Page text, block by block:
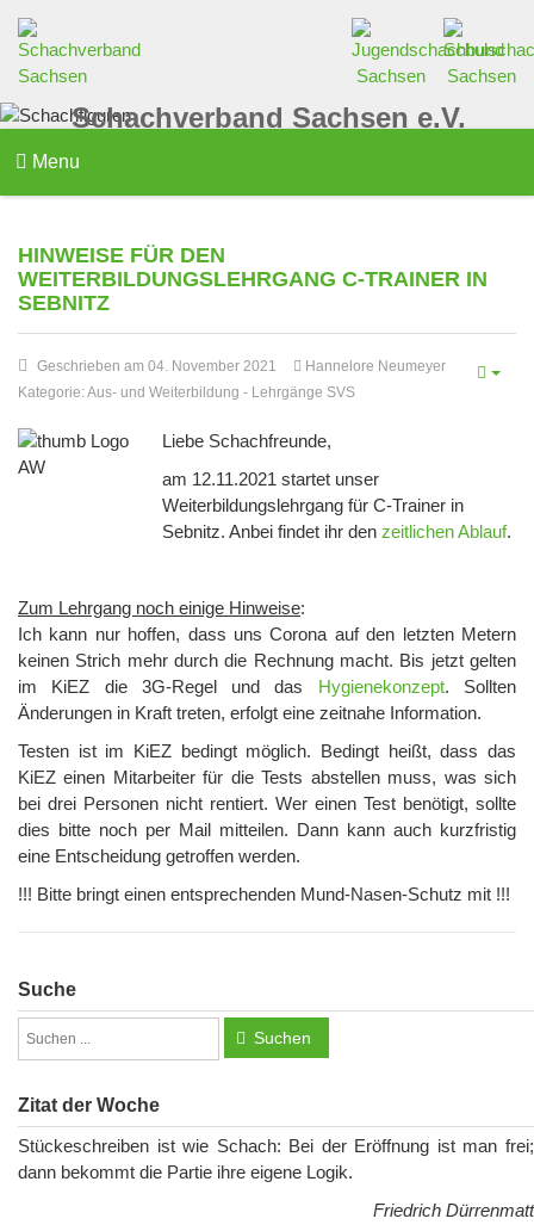
Schachverband Sachsen e.V.
Menu
HINWEISE FÜR DEN
WEITERBILDUNGSLEHRGANG C-TRAINER IN
SEBNITZ
Geschrieben am 04. November 2021
Hannelore Neumeyer
Kategorie:Aus- und Weiterbildung - Lehrgänge SVS
Liebe Schachfreunde,
am 12.11.2021 startet unser
Weiterbildungslehrgang für C-Trainer in
Sebnitz. Anbei findet ihr den zeitlichen Ablauf.
Zum Lehrgang noch einige Hinweise:
Ich kann nur hoffen, dass uns Corona auf den letzten Metern
keinen Strich mehr durch die Rechnung macht. Bis jetzt gelten
im KiEZ die 3G-Regel und das Hygienekonzept. Sollten
Änderungen in Kraft treten, erfolgt eine zeitnahe Information.
Testen ist im KiEZ bedingt möglich. Bedingt heißt, dass das
KiEZ einen Mitarbeiter für die Tests abstellen muss, was sich
bei drei Personen nicht rentiert. Wer einen Test benötigt, sollte
dies bitte noch per Mail mitteilen. Dann kann auch kurzfristig
eine Entscheidung getroffen werden.
!!! Bitte bringt einen entsprechenden Mund-Nasen-Schutz mit !!!
Suche
Suchen
Zitat der Woche
Stückeschreiben ist wie Schach: Bei der Eröffnung ist man frei;
dann bekommt die Partie ihre eigene Logik.
Friedrich Dürrenmatt